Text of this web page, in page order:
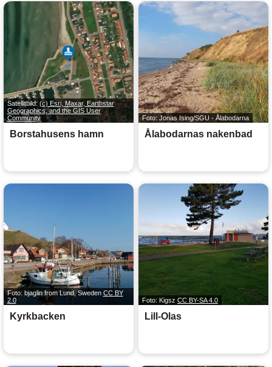
Satellitbild:(c) Esri, Maxar, Earthstar
Geographics, and the GIS User
Community
Borstahusens hamn
Foto: Jonas Ising/SGU - Ålabodarna
Ålabodarnas nakenbad
Foto: bjaglin from Lund, Sweden CC BY
2.0
Kyrkbacken
Foto: Kigsz CC BY-SA 4.0
Lill-Olas